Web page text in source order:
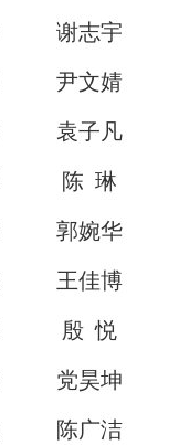
谢志宇
尹文婧
袁子凡
陈 琳
郭婉华
王佳博
殷 悦
党昊坤
陈广洁